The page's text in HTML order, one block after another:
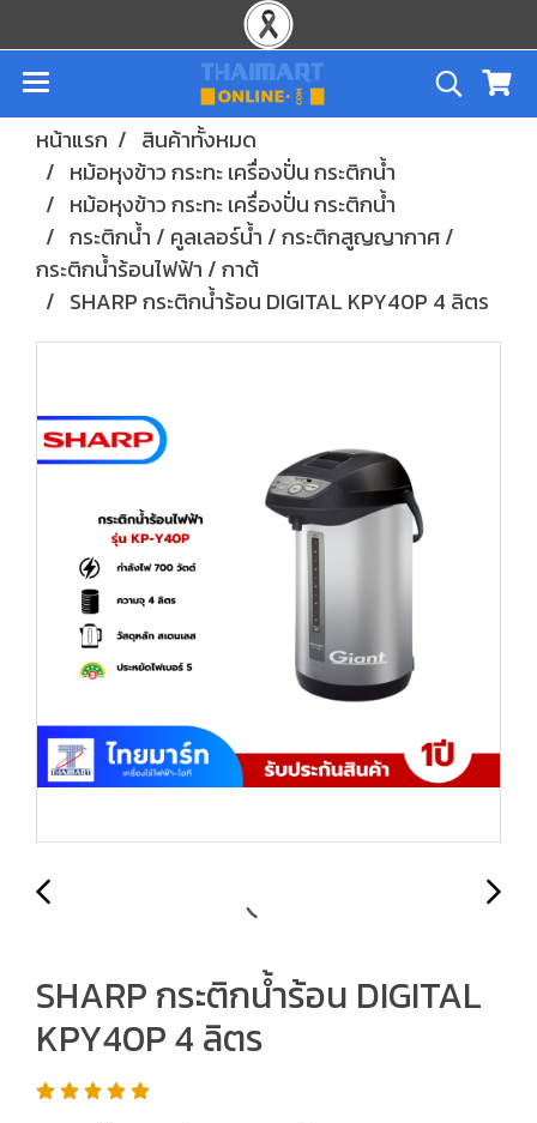
หน้าแรก
สินค้าทั้งหมด
หม้อหุงข้าว กระทะ เครื่องปั่น กระติกน้ำ
หม้อหุงข้าว กระทะ เครื่องปั่น กระติกน้ำ
กระติกน้ำ / คูลเลอร์น้ำ / กระติกสูญญากาศ /
กระติกน้ำร้อนไฟฟ้า / กาต้
SHARP กระติกน้ำร้อน DIGITAL KPY40P 4 ลิตร
SHARP กระติกน้ำร้อน DIGITAL
KPY40P 4 ลิตร